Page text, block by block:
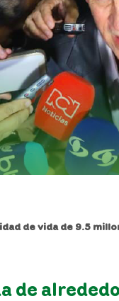
de vida de 9.5
de